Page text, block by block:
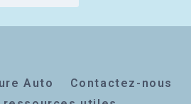
Auto
Contactez-nous